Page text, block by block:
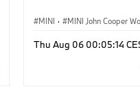
MINI · MINI John Cooper
Optional Extras, Accessories
Thu Aug 06 00:05:14